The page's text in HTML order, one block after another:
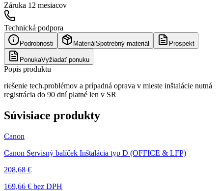
Záruka 12 mesiacov
Technická podpora
Podrobnosti Materiál Spotrebný materiál Prospekt
PonukaVyžiadať ponuku
Popis produktu
riešenie tech.problémov a prípadná oprava v mieste inštalácie nutná
registrácia do 90 dní platné len v SR
Súvisiace produkty
Canon
Canon Servisný balíček Inštalácia typ D (OFFICE & LFP)
208,68 €
169,66 € bez DPH